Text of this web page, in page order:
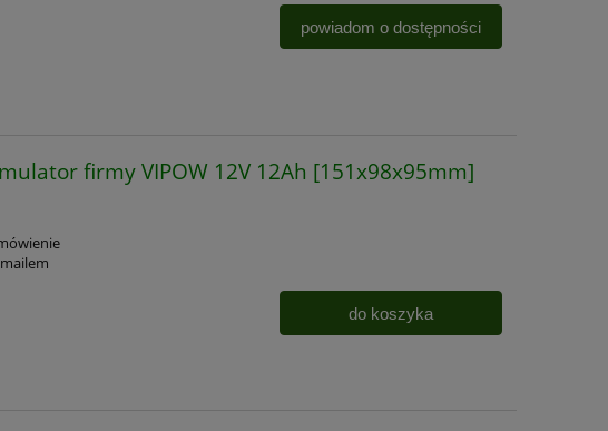
powiadom o dostępności
firmy VIPOW 12V 12Ah [151x98x95mm]
do koszyka